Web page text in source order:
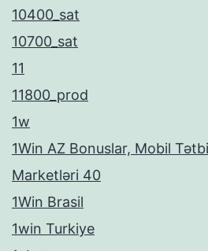
10400_sat
10700_sat
11
11800_prod
1w
1Win AZ Bonuslar, Mobil
Marketləri 40
1Win Brasil
1win Turkiye